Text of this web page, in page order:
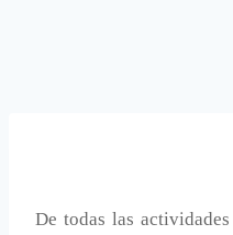
De todas las